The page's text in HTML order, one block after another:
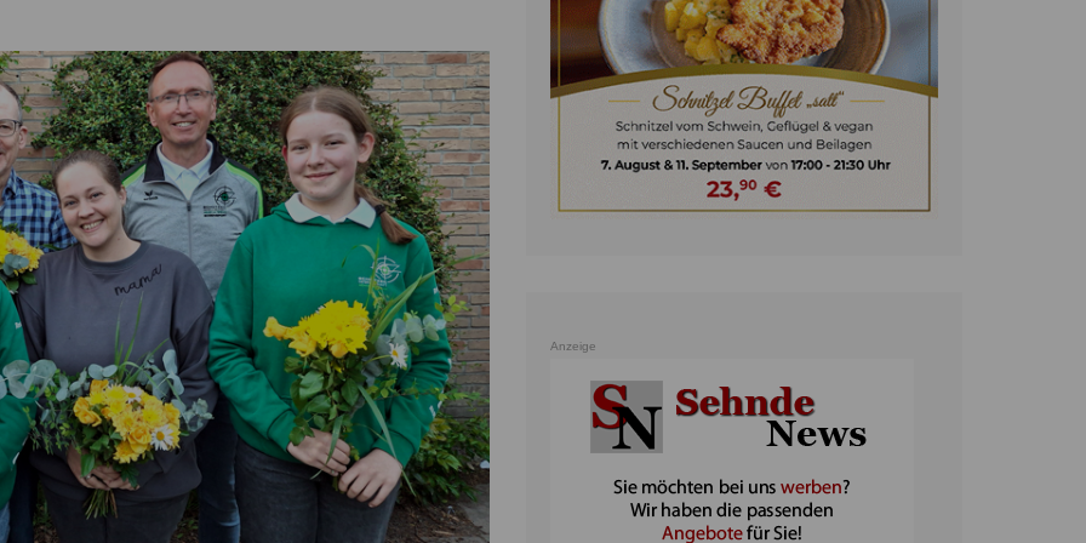
Überregionale Politik
Verwaltung
Wahlen
Tennis/Tischtennis
Wassersport
Kunst
Theater
Vorträge
Anzeige